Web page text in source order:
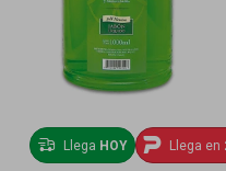
Llega HOY Llega en